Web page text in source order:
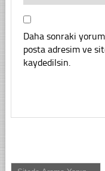
Daha sonraki
posta adresim ve
kaydedilsin.